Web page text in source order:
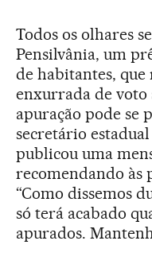
Todos os olhares
Pensilvânia, um
de habitantes, que
enxurrada de voto
apuração pode se
secretário
publicou uma
recomendando às
“Como dissemos
só terá acabado
apurados.